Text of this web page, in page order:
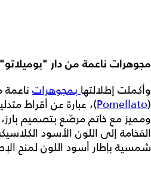
مجوهرات ناعمة من دار "بوميلاتو"
وأكملت إطلالتهابمجوهرات
(
Pomellato)، عبارة عن أقراط
ومميز مع خاتم مرصّع بتصميم
الفخامة إلى اللون الأسود
شمسية بإطار أسود اللون لمنح